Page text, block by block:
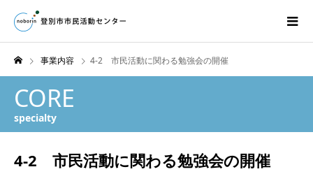
事業内容 4-2 市民活動に関わる勉強会の開催
CORE
specialty
4-2 市民活動に関わる勉強会の開催